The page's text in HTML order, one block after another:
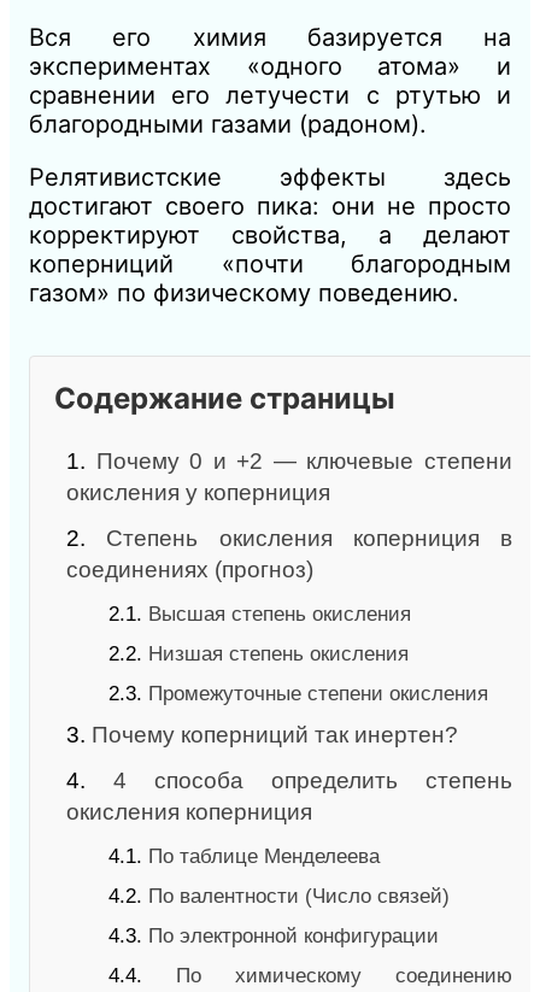
Вся его химия базируется на
экспериментах «одного атома» и
сравнении его летучести с ртутью и
благородными газами (радоном).
Релятивистские эффекты здесь
достигают своего пика: они не просто
корректируют свойства, а делают
коперниций «почти благородным
газом» по физическому поведению.
Содержание страницы
1. Почему 0 и +2 — ключевые степени
окисления у коперниция
2. Степень окисления коперниция в
соединениях (прогноз)
2.1. Высшая степень окисления
2.2. Низшая степень окисления
2.3. Промежуточные степени окисления
3. Почему коперниций так инертен?
4. 4 способа определить степень
окисления коперниция
4.1. По таблице Менделеева
4.2. По валентности (Число связей)
4.3. По электронной конфигурации
4.4. По химическому соединению